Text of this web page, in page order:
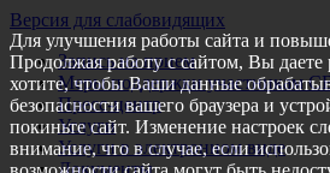
Версия для слабовидящих
Запись на прием
Меры поддержки участникам
Пресс-центр
Услуги
Услуги в электронном виде
Документы
Для улучшения работы сайта и
Продолжая работу с сайтом, Вы
хотите, чтобы Ваши данные
безопасности вашего браузера и
покиньте сайт. Изменение настроек
внимание, что в случае, если